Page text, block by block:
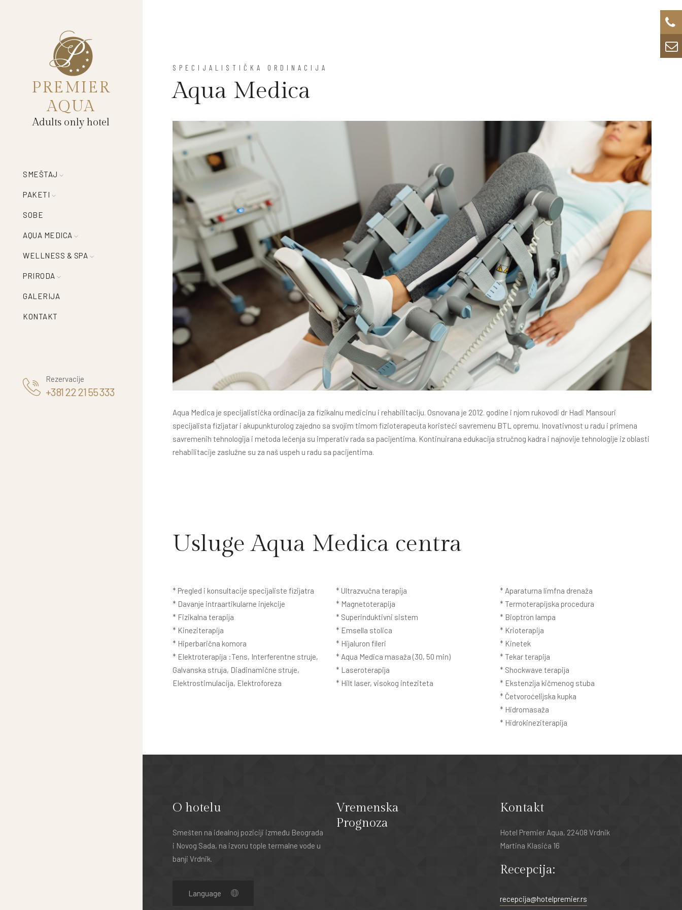
PREMIER
AQUA
Adults only hotel
SMEŠTAJ
PAKETI
SOBE
AQUA MEDICA
WELLNESS & SPA
PRIRODA
GALERIJA
KONTAKT
Rezervacije
+381 22 21 55 333
SPECIJALISTIČKA ORDINACIJA
Aqua Medica
Aqua Medica je specijalistička ordinacija za fizikalnu medicinu i rehabilitaciju. Osnovana je 2012. godine i njom rukovodi dr Hadi Mansouri
specijalista fizijatar i akupunkturolog zajedno sa svojim timom fizioterapeuta koristeći savremenu BTL opremu. Inovativnost u radu i primena
savremenih tehnologija i metoda lečenja su imperativ rada sa pacijentima. Kontinuirana edukacija stručnog kadra i najnovije tehnologije iz oblasti
rehabilitacije zaslužne su za naš uspeh u radu sa pacijentima.
Usluge Aqua Medica centra
* Pregled i konsultacije specijaliste fizijatra
* Davanje intraartikularne injekcije
* Fizikalna terapija
* Kineziterapija
* Hiperbarična komora
* Elektroterapija :Tens, Interferentne struje,
Galvanska struja, Diadinamične struje,
Elektrostimulacija, Elektroforeza
* Ultrazvučna terapija
* Magnetoterapija
* Superinduktivni sistem
* Emsella stolica
* Hijaluron fileri
* Aqua Medica masaža (30, 50 min)
* Laseroterapija
* Hilt laser, visokog inteziteta
* Aparaturna limfna drenaža
* Termoterapijska procedura
* Bioptron lampa
* Krioterapija
* Kinetek
* Tekar terapija
* Shockwave terapija
* Ekstenzija kičmenog stuba
* Četvoroćelijska kupka
* Hidromasaža
* Hidrokineziterapija
O hotelu
Smešten na idealnoj poziciji između Beograda
i Novog Sada, na izvoru tople termalne vode u
banji Vrdnik.
Vremenska
Prognoza
Kontakt
Hotel Premier Aqua, 22408 Vrdnik
Martina Klasića 16
Recepcija:
recepcija@hotelpremier.rs